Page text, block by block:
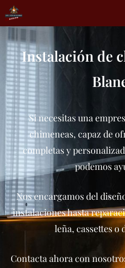
Instalación de
Si necesitas una
chimeneas, capaz de
completas y
podemos
Nos encargamos del
instalaciones hasta
leña, cassettes o
Contacta ahora con